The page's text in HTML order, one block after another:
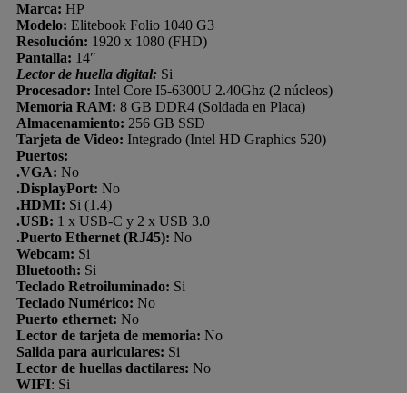
Marca: HP
Modelo: Elitebook Folio 1040 G3
Resolución: 1920 x 1080 (FHD)
Pantalla: 14″
Lector de huella digital: Si
Procesador: Intel Core I5-6300U 2.40Ghz (2 núcleos)
Memoria RAM: 8 GB DDR4 (Soldada en Placa)
Almacenamiento: 256 GB SSD
Tarjeta de Video: Integrado (Intel HD Graphics 520)
Puertos:
.VGA: No
.DisplayPort: No
.HDMI: Si (1.4)
.USB: 1 x USB-C y 2 x USB 3.0
.Puerto Ethernet (RJ45): No
Webcam: Si
Bluetooth: Si
Teclado Retroiluminado: Si
Teclado Numérico: No
Puerto ethernet: No
Lector de tarjeta de memoria: No
Salida para auriculares: Si
Lector de huellas dactilares: No
WIFI: Si